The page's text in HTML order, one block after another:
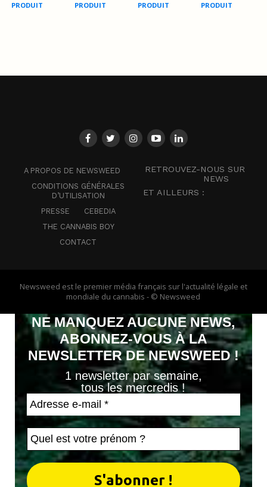
PRODUIT
PRODUIT
PRODUIT
PRODUIT
A PROPOS DE NEWSWEED
CONDITIONS GÉNÉRALES
D’UTILISATION
PRESSE
CEBEDIA
THE CANNABIS BOY
CONTACT
RETROUVEZ-NOUS SUR
NEWS
ET AILLEURS :
Newsweed est le premier média français sur l'actualité légale et
mondiale du cannabis - © Newsweed
NE MANQUEZ AUCUNE NEWS,
ABONNEZ-VOUS À LA
NEWSLETTER DE NEWSWEED !
1 newsletter par semaine,
tous les mercredis !